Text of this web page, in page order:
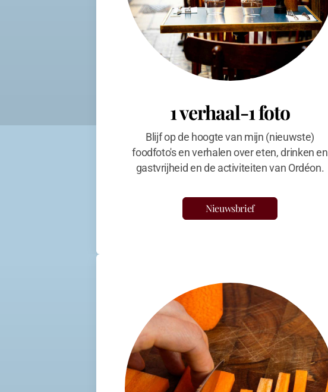
1 verhaal-1 foto
Blijf op de hoogte van mijn (nieuwste)
foodfoto's en verhalen over eten, drinken en
gastvrijheid en de activiteiten van Ordéon.
Nieuwsbrief